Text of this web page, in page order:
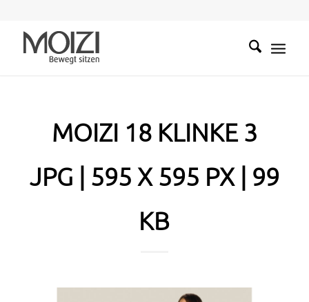
MOIZI 18 KLINKE 3
JPG | 595 X 595 PX | 99
KB